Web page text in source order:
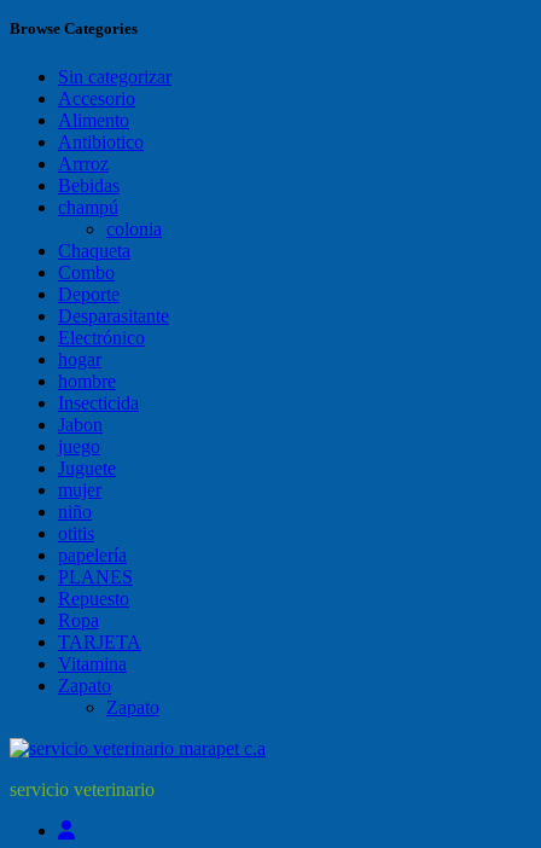
Browse Categories
Sin categorizar
Accesorio
Alimento
Antibiotico
Arrroz
Bebidas
champú
colonia
Chaqueta
Combo
Deporte
Desparasitante
Electrónico
hogar
hombre
Insecticida
Jabon
juego
Juguete
mujer
niño
otitis
papelería
PLANES
Repuesto
Ropa
TARJETA
Vitamina
Zapato
Zapato
servicio veterinario